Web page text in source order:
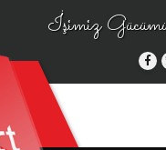
İşimiz